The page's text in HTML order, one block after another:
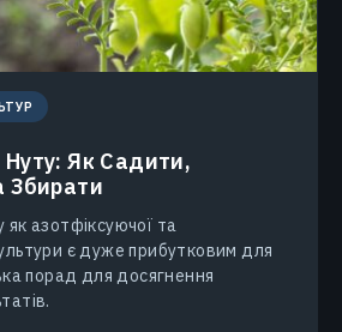
Як Садити,
Збирати
азотфіксуючої та
є дуже прибутковим для
порад для досягнення